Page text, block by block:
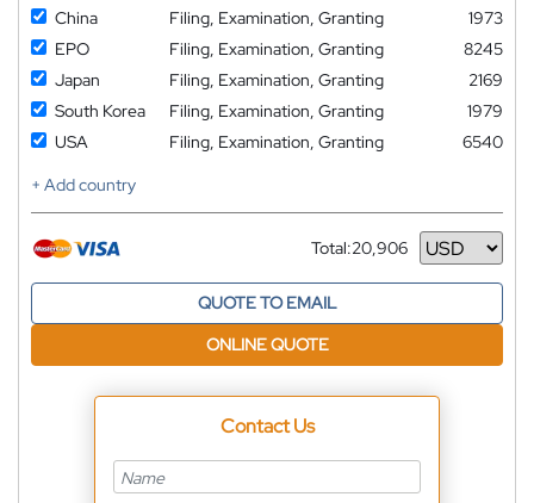
China
Filing, Examination, Granting
1973
EPO
Filing, Examination, Granting
8245
Japan
Filing, Examination, Granting
2169
South Korea
Filing, Examination, Granting
1979
USA
Filing, Examination, Granting
6540
+ Add country
Total:20,906
Currency
QUOTE TO EMAIL
ONLINE QUOTE
Contact Us